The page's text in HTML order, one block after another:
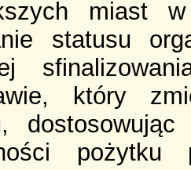
miast
statusu
który
pożytku